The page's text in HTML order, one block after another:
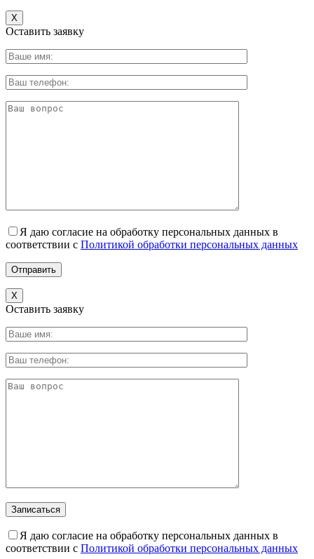
X
Оставить заявку
Я даю согласие на обработку персональных данных в
соответствии с Политикой обработки персональных данных
X
Оставить заявку
Я даю согласие на обработку персональных данных в
соответствии с Политикой обработки персональных данных